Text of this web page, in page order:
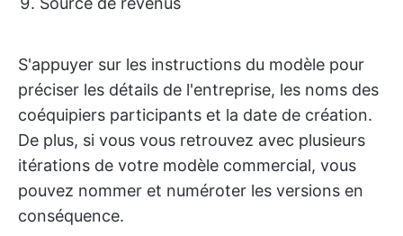
S'appuyer sur les instructions du modèle pour
préciser les détails de l'entreprise, les noms des
coéquipiers participants et la date de création.
De plus, si vous vous retrouvez avec plusieurs
itérations de votre modèle commercial, vous
pouvez nommer et numéroter les versions en
conséquence.